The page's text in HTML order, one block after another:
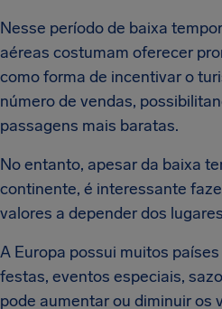
Nesse período de baixa
aéreas costumam oferecer
como forma de incentivar o
número de vendas,
passagens mais baratas.
No entanto, apesar da baixa
continente, é interessante
valores a depender dos
A Europa possui muitos
festas, eventos especiais,
pode aumentar ou diminuir os